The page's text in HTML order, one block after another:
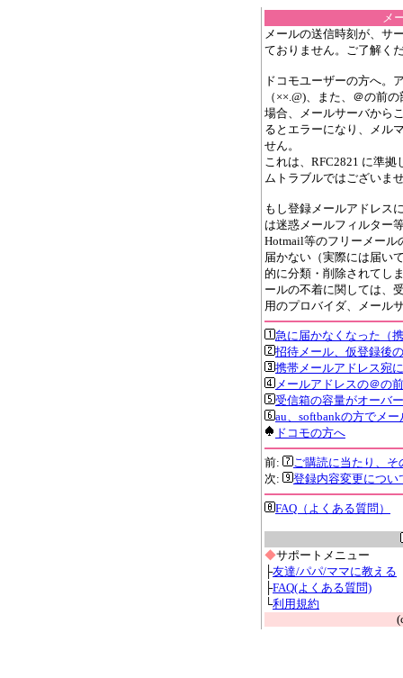
メ
メールの送信時刻が、サ
ておりません。ご了解く
ドコモユーザーの方へ。
（××.@)、また、＠の前
場合、メールサーバから
るとエラーになり、メル
せん。
これは、RFC2821 に準
ムトラブルではございま
もし登録メールアドレス
は迷惑メールフィルター
Hotmail等のフリーメール
届かない（実際には届い
的に分類・削除されてし
ールの不着に関しては、
用のプロバイダ、メール
急に届かなくなった（
招待メール、仮登録後
携帯メールアドレス宛
メールアドレスの＠の
受信箱の容量がオーバ
au、softbankの方でメ
ドコモの方へ
前:
ご購読に当たり、
次:
登録内容変更につい
FAQ（よくある質問）
◆サポートメニュー
├友達/パパ/ママに教える
├FAQ(よくある質問)
└利用規約